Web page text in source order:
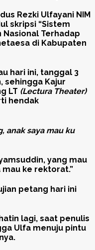
Rezki Ulfayani NIM
skripsi “Sistem
Nasional Terhadap
di Kabupaten
hari ini, tanggal 3
sehingga Kajur
LT (Lectura Theater)
hendak
anak saya mau ku
yang mau
ke rektorat.”
petang hari ini
lagi, saat penulis
Ulfa menuju pintu